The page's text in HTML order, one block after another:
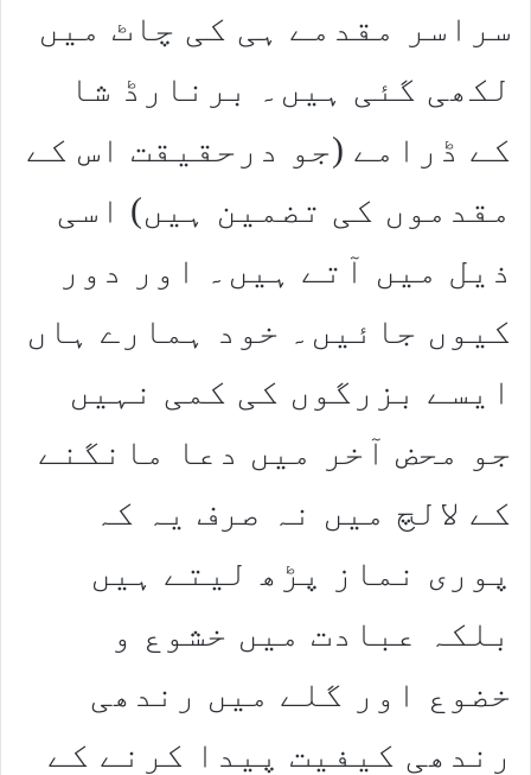
سراسر مقدمے ہی کی چاٹ میں
لکھی گئی ہیں۔ برنارڈ شا
کے ڈرامے (جو درحقیقت اس کے
مقدموں کی تضمین ہیں) اسی
ذیل میں آتے ہیں۔ اور دور
کیوں جائیں۔ خود ہمارے ہاں
ایسے بزرگوں کی کمی نہیں
جو محض آخر میں دعا مانگنے
کے لالچ میں نہ صرف یہ کہ
پوری نماز پڑھ لیتے ہیں
بلکہ عبادت میں خشوع و
خضوع اور گلے میں رندھی
رندھی کیفیت پیدا کرنے کے